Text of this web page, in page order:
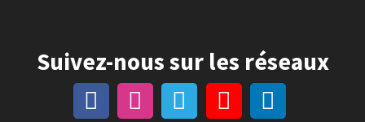
Suivez-nous sur les réseaux